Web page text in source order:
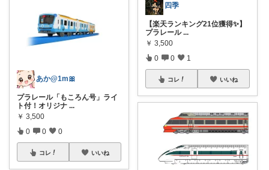
あか@1m🎀
プラレール「もころん号」ライ
ト付！オリジナ ...
￥ 3,500
0 0 0
コレ いいね
四季
【楽天ランキング21位獲得✨】
プラレール ...
￥ 3,500
0 0 1
コレ いいね